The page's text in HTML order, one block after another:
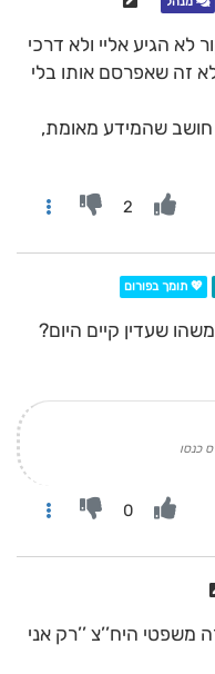
לא הגיע אליי ולא דרכי
זה שאפרסם אותו בלי
שהמידע מאומת,
2
💖 תומך בפורום
שעדין קיים היום?
כנסו
0
משפטי היח’’צ ’’רק אני